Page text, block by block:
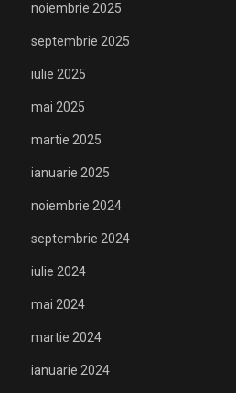
noiembrie 2025
septembrie 2025
iulie 2025
mai 2025
martie 2025
ianuarie 2025
noiembrie 2024
septembrie 2024
iulie 2024
mai 2024
martie 2024
ianuarie 2024